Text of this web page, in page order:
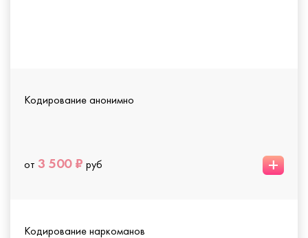
Кодирование анонимно
от 3 500 ₽ руб +
Кодирование наркоманов